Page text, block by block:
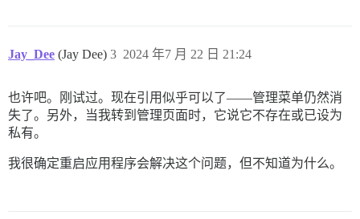
Jay_Dee (Jay Dee) 2024 年7 月 22 日 21:24
3
也许吧。刚试过。现在引用似乎可以了——管理菜单仍然消
失了。另外，当我转到管理页面时，它说它不存在或已设为
私有。
我很确定重启应用程序会解决这个问题，但不知道为什么。